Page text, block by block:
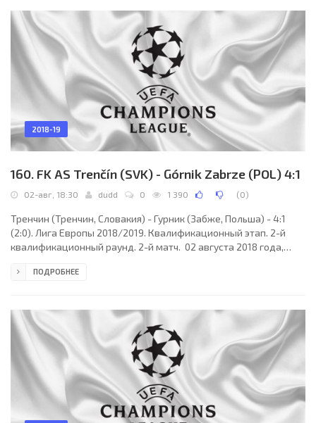
Поспех (Словения). Резервный судья: Драгослав Перич
(Словения). Валлетта: 1. Анри Бонелло; 20. Раед Салех
2018-19
160. FK AS Trenčín (SVK) - Górnik Zabrze (POL) 4:1
02-авг, 18:30 dudd 0 1 390 (0)
Тренчин (Тренчин, Словакия) - Гурник (Забже, Польша) - 4:1
(2:0). Лига Европы 2018/2019. Квалификационный этап. 2-й
квалификационный раунд. 2-й матч. 02 августа 2018 года,
Стадион Миява. 1897 зрителей (69 % при вместимости 2737).
Резервный судья: Рохит Сагги (Норвегия). Тренчин: 24. Игор
Шемринец; 5. Рэбен Ем (НИГ), 6.
ПОДРОБНЕЕ